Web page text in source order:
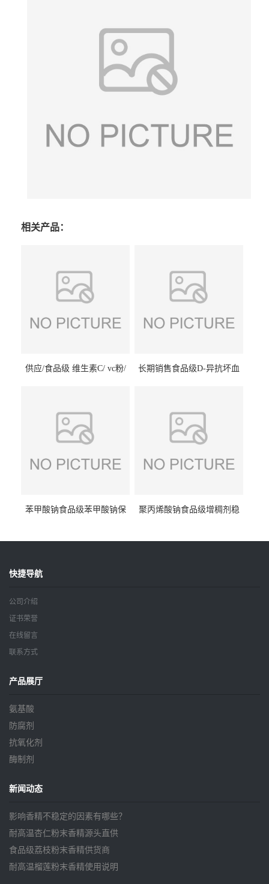
相关产品：
供应/食品级 维生素C/ vc粉/
长期销售食品级D-异抗坏血
苯甲酸钠食品级苯甲酸钠保
聚丙烯酸钠食品级增稠剂稳
快捷导航
公司介绍
证书荣誉
在线留言
联系方式
产品展厅
氨基酸
防腐剂
抗氧化剂
酶制剂
新闻动态
影响香精不稳定的因素有哪些？
耐高温杏仁粉末香精源头直供
食品级荔枝粉末香精供货商
耐高温榴莲粉末香精使用说明